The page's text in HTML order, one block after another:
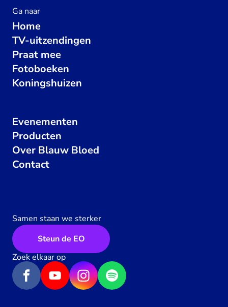
Ga naar
Home
TV-uitzendingen
Praat mee
Fotoboeken
Koningshuizen
Evenementen
Producten
Over Blauw Bloed
Contact
Samen staan we sterker
Steun de EO
Zoek elkaar op